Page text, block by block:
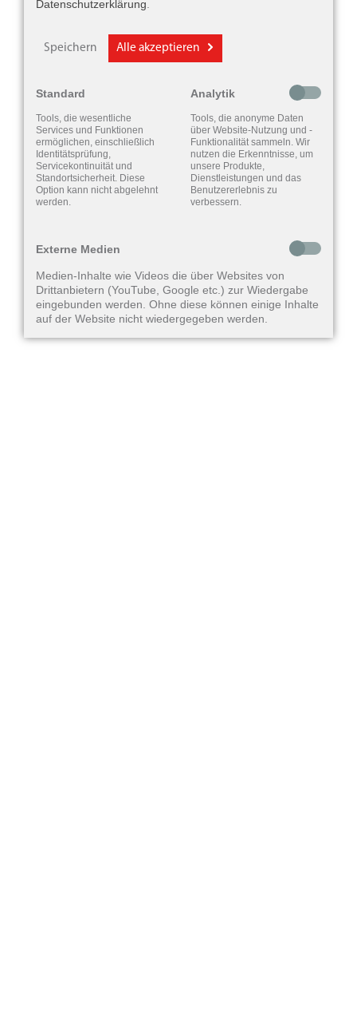
Hörgeräten
Hörgeräte-Zubehör
Gehörschutz
Datenschutzerklärung
Speichern Alle akzeptieren
Standard
Tools, die wesentliche
Services und Funktionen
ermöglichen, einschließlich
Identitätsprüfung,
Servicekontinuität und
Standortsicherheit. Diese
Option kann nicht abgelehnt
werden.
Analytik
Tools, die anonyme Daten
über Website-Nutzung und -
Funktionalität sammeln. Wir
nutzen die Erkenntnisse, um
unsere Produkte,
Dienstleistungen und das
Benutzererlebnis zu
verbessern.
Externe Medien
Medien-Inhalte wie Videos die über Websites von
Drittanbietern (YouTube, Google etc.) zur Wiedergabe
eingebunden werden. Ohne diese können einige Inhalte
auf der Website nicht wiedergegeben werden.